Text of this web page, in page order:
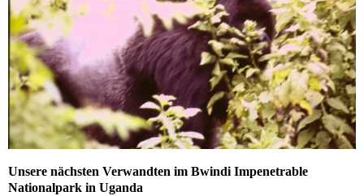
Unsere nächsten Verwandten im Bwindi Impenetrable
Nationalpark in Uganda